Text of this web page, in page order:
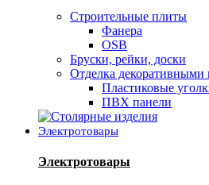
Строительные плиты
Фанера
OSB
Бруски, рейки, доски
Отделка декоративными
Пластиковые
ПВХ панели
Электротовары
Электротовары